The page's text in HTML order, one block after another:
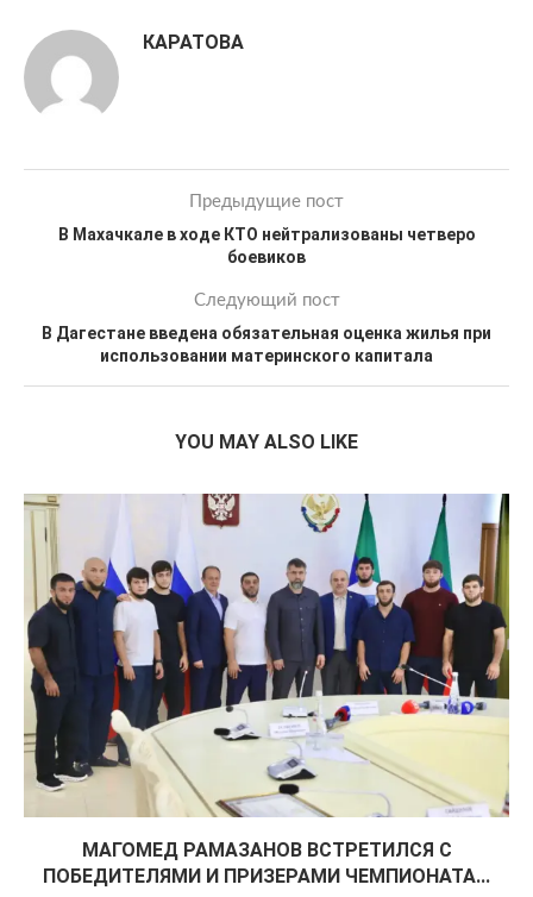
КАРАТОВА
Предыдущие пост
В Махачкале в ходе КТО нейтрализованы четверо
боевиков
Следующий пост
В Дагестане введена обязательная оценка жилья при
использовании материнского капитала
YOU MAY ALSO LIKE
МАГОМЕД РАМАЗАНОВ ВСТРЕТИЛСЯ С
ПОБЕДИТЕЛЯМИ И ПРИЗЕРАМИ ЧЕМПИОНАТА...